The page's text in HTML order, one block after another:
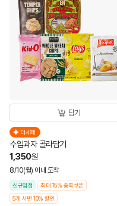
담기
더세페
수입과자 골라담기
1,350원
8/10(월) 이내 도착
신규입점
최대 15% 중복쿠폰
5개 사면 10% 할인